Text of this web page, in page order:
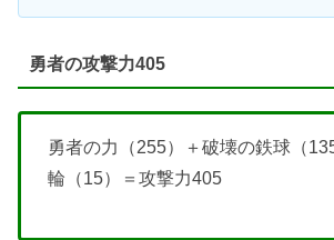
勇者の攻撃力405
勇者の力（255）＋破壊の鉄球（
輪（15）＝攻撃力405